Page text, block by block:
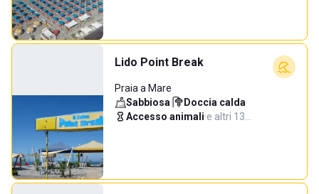
Lido Point Break
Praia a Mare
Sabbiosa· Doccia calda·
Accesso animali·e altri 13…